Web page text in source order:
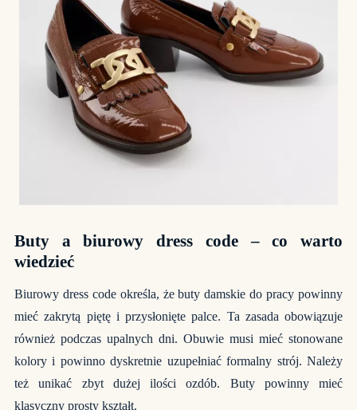
Buty a biurowy dress code – co warto
wiedzieć
Biurowy dress code określa, że buty damskie do pracy powinny
mieć zakrytą piętę i przysłonięte palce. Ta zasada obowiązuje
również podczas upalnych dni. Obuwie musi mieć stonowane
kolory i powinno dyskretnie uzupełniać formalny strój. Należy
też unikać zbyt dużej ilości ozdób. Buty powinny mieć
klasyczny prosty kształt.